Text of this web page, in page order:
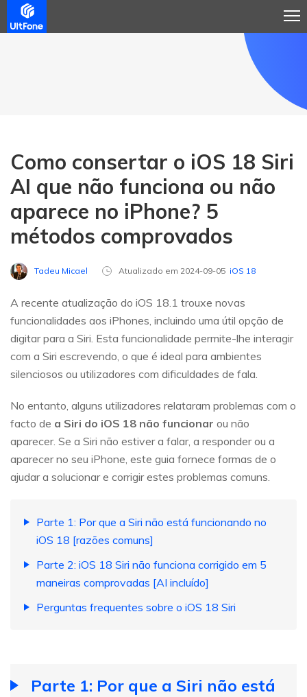
Como consertar o iOS 18 Siri
AI que não funciona ou não
aparece no iPhone? 5
métodos comprovados
Tadeu Micael Atualizado em 2024-09-05 iOS 18
A recente atualização do iOS 18.1 trouxe novas
funcionalidades aos iPhones, incluindo uma útil opção de
digitar para a Siri. Esta funcionalidade permite-lhe interagir
com a Siri escrevendo, o que é ideal para ambientes
silenciosos ou utilizadores com dificuldades de fala.
No entanto, alguns utilizadores relataram problemas com o
facto de a Siri do iOS 18 não funcionar ou não
aparecer. Se a Siri não estiver a falar, a responder ou a
aparecer no seu iPhone, este guia fornece formas de o
ajudar a solucionar e corrigir estes problemas comuns.
Parte 1: Por que a Siri não está funcionando no
iOS 18 [razões comuns]
Parte 2: iOS 18 Siri não funciona corrigido em 5
maneiras comprovadas [AI incluído]
Perguntas frequentes sobre o iOS 18 Siri
Parte 1: Por que a Siri não está